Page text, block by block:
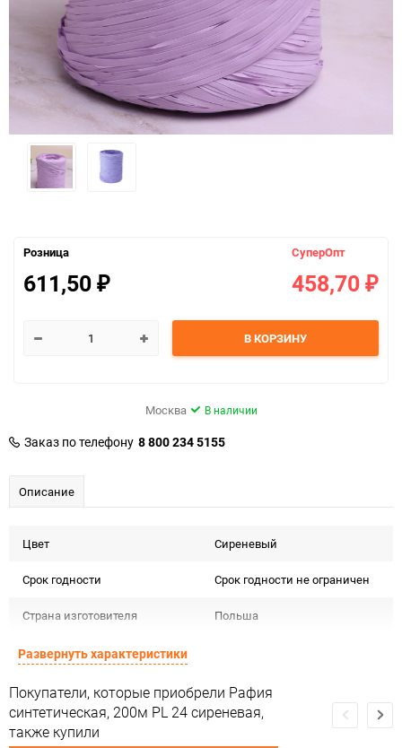
Розница
611,50 ₽
СуперОпт
458,70 ₽
В КОРЗИНУ
Москва В наличии
Заказ по телефону 8 800 234 5155
Описание
Цвет Сиреневый
Срок годности Срок годности не ограничен
Страна изготовителя Польша
Предназначение товара
Сертификация Не подлежит сертификации
Особые условия Особых условий не требует
Развернуть характеристики
Покупатели, которые приобрели Рафия
синтетическая, 200м PL 24 сиреневая,
также купили